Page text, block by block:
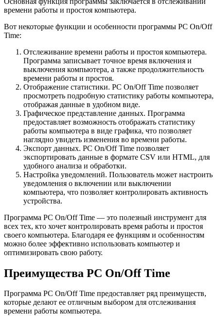
времени работы и простоя компьютера.
Вот некоторые функции и особенности программы PC On/Off
Time:
Отслеживание времени работы и простоя компьютера.
Программа записывает точное время включения и
выключения компьютера, а также продолжительность
времени работы и простоя.
Отображение статистики. PC On/Off Time позволяет
просмотреть подробную статистику работы компьютера,
отображая данные в удобном виде.
Графическое представление данных. Программа
предоставляет возможность отображать статистику
работы компьютера в виде графика, что позволяет
наглядно увидеть изменения во времени работы.
Экспорт данных. PC On/Off Time позволяет
экспортировать данные в формате CSV или HTML, для
удобного анализа и обработки.
Настройка уведомлений. Пользователь может настроить
уведомления о включении или выключении
компьютера, что позволяет контролировать активность
устройства.
Программа PC On/Off Time — это полезный инструмент для
всех тех, кто хочет контролировать время работы и простоя
своего компьютера. Благодаря ее функциям и особенностям
можно более эффективно использовать компьютер и
оптимизировать свою работу.
Преимущества PC On/Off Time
Программа PC On/Off Time предоставляет ряд преимуществ,
которые делают ее отличным выбором для отслеживания
времени работы компьютера.